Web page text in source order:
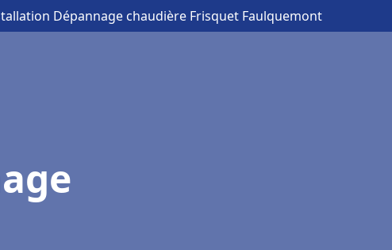
Dépannage chaudière Frisquet Faulquemont